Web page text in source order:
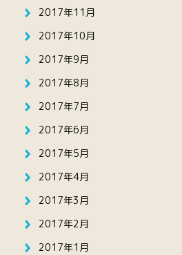
2017年11月
2017年10月
2017年9月
2017年8月
2017年7月
2017年6月
2017年5月
2017年4月
2017年3月
2017年2月
2017年1月